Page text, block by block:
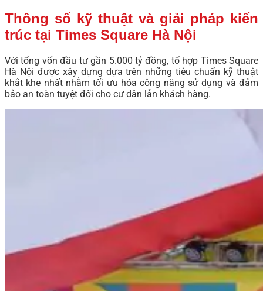
Thông số kỹ thuật và giải pháp kiến
trúc tại Times Square Hà Nội
Với tổng vốn đầu tư gần 5.000 tỷ đồng, tổ hợp Times Square
Hà Nội được xây dựng dựa trên những tiêu chuẩn kỹ thuật
khắt khe nhất nhằm tối ưu hóa công năng sử dụng và đảm
bảo an toàn tuyệt đối cho cư dân lẫn khách hàng.